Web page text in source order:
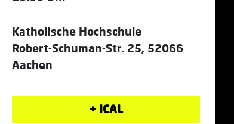
Katholische Hochschule
Robert-Schuman-Str. 25, 52066
Aachen
+ ICAL